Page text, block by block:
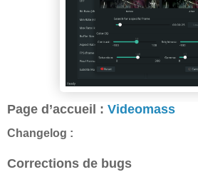
Page d’accueil : Videomass
Changelog :
Corrections de bugs